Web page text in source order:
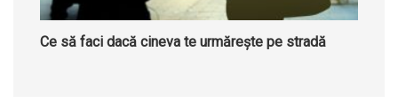
Ce să faci dacă cineva te urmărește pe stradă